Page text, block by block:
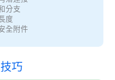
分支
度
全附件
巧